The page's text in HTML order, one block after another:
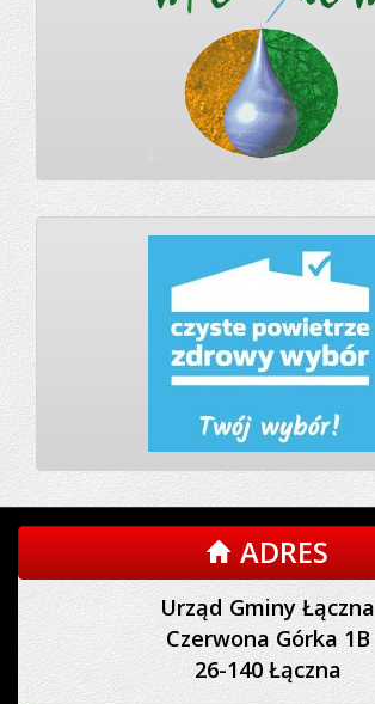
ADRES
Urząd Gminy Łączna
Czerwona Górka 1B
26-140 Łączna